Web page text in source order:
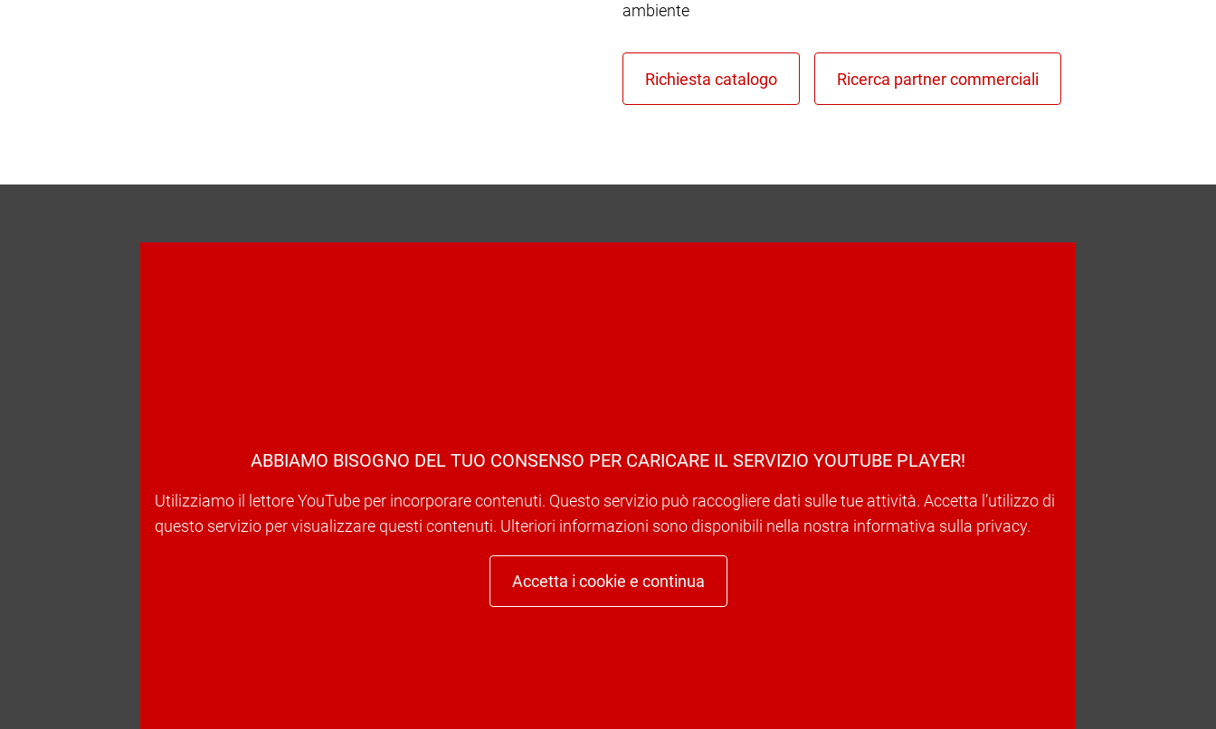
ambiente
ABBIAMO BISOGNO DEL TUO CONSENSO PER CARICARE IL SERVIZIO YOUTUBE PLAYER!
Utilizziamo il lettore YouTube per incorporare contenuti. Questo servizio può raccogliere dati sulle tue attività. Accetta l’utilizzo di
questo servizio per visualizzare questi contenuti. Ulteriori informazioni sono disponibili nella nostra informativa sulla privacy.
Accetta i cookie e continua